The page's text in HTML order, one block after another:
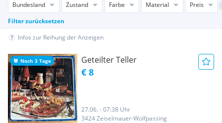
Bundesland Zustand Farbe Material
Preis
Filter zurücksetzen
Infos zur Reihung der Anzeigen
Noch 3 Tage Geteilter Teller
€ 8
27.06. - 07:38 Uhr
3424 Zeiselmauer-Wolfpassing